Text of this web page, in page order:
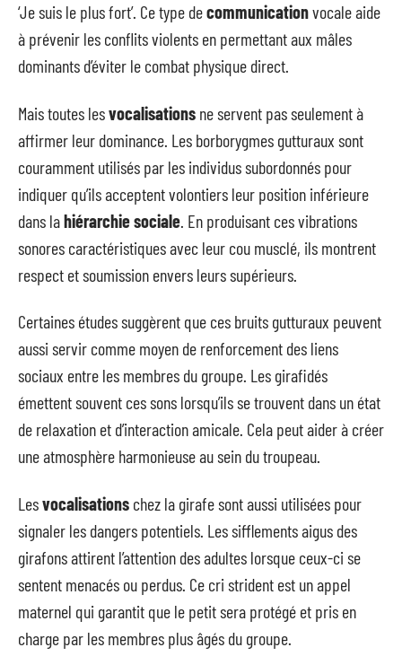
‘Je suis le plus fort’. Ce type decommunicationvocale aide
à prévenir les conflits violents en permettant aux mâles
dominants d’éviter le combat physique direct.
Mais toutes lesvocalisations ne servent pas seulement à
affirmer leur dominance. Les borborygmes gutturaux sont
couramment utilisés par les individus subordonnés pour
indiquer qu’ils acceptent volontiers leur position inférieure
dans lahiérarchie sociale . En produisant ces vibrations
sonores caractéristiques avec leur cou musclé, ils montrent
respect et soumission envers leurs supérieurs.
Certaines études suggèrent que ces bruits gutturaux peuvent
aussi servir comme moyen de renforcement des liens
sociaux entre les membres du groupe. Les girafidés
émettent souvent ces sons lorsqu’ils se trouvent dans un état
de relaxation et d’interaction amicale. Cela peut aider à créer
une atmosphère harmonieuse au sein du troupeau.
Lesvocalisations chez la girafe sont aussi utilisées pour
signaler les dangers potentiels. Les sifflements aigus des
girafons attirent l’attention des adultes lorsque ceux-ci se
sentent menacés ou perdus. Ce cri strident est un appel
maternel qui garantit que le petit sera protégé et pris en
charge par les membres plus âgés du groupe.